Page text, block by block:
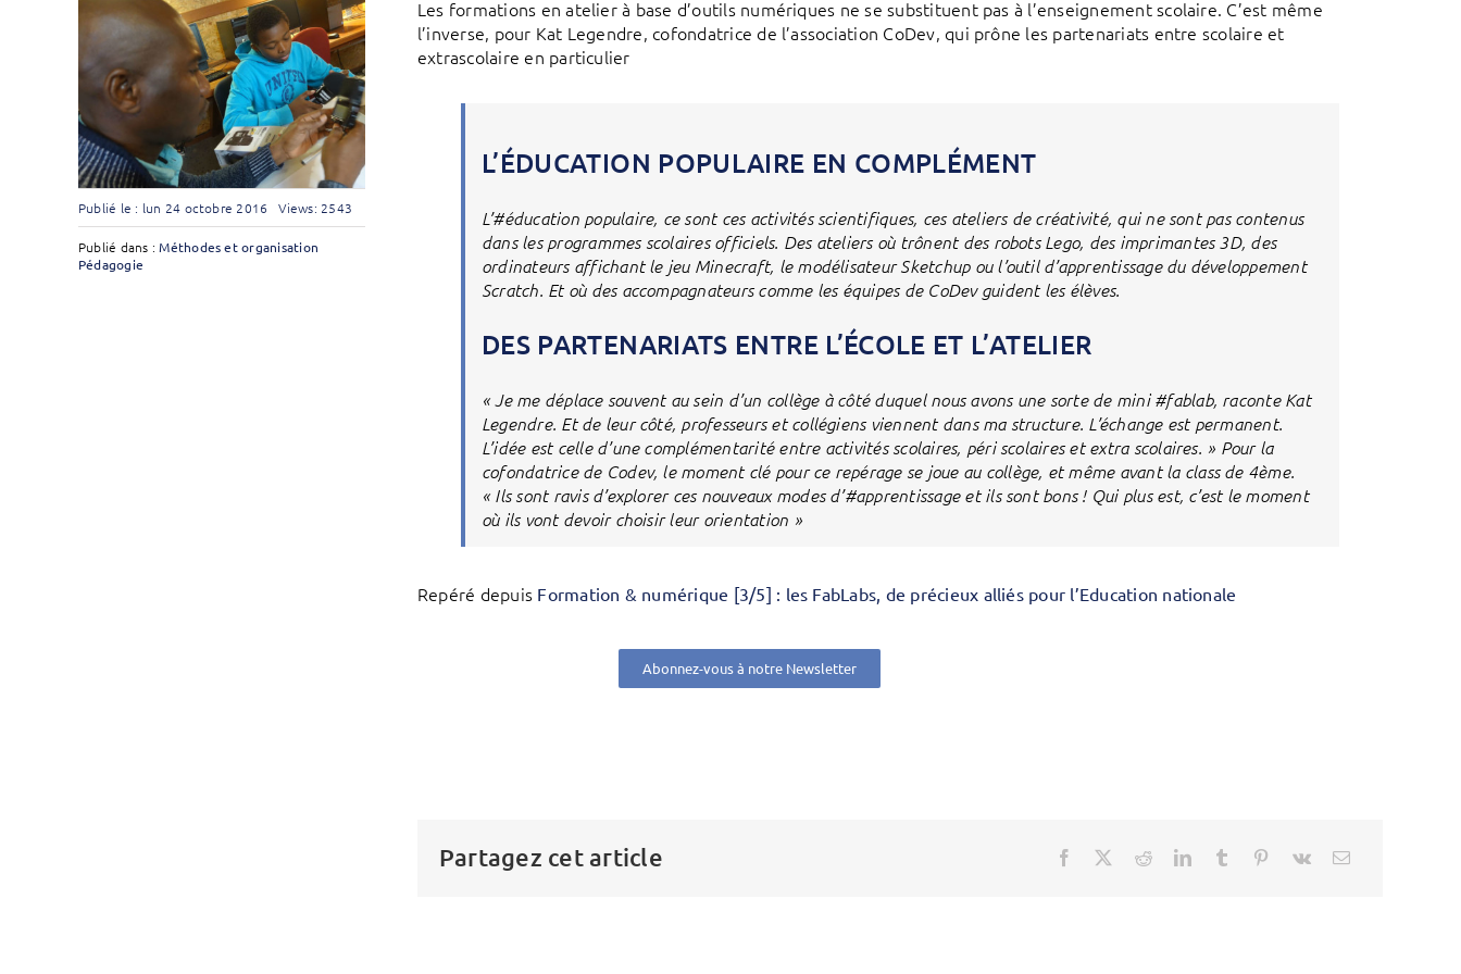
Publié le : lun 24 octobre 2016 Views: 2543
Publié dans :Méthodes et organisation
Pédagogie
Les formations en atelier à base d’outils numériques ne se substituent pas à l’enseignement scolaire. C’est même
l’inverse, pour Kat Legendre, cofondatrice de l’association CoDev, qui prône les partenariats entre scolaire et
extrascolaire en particulier
L’ÉDUCATION POPULAIRE EN COMPLÉMENT
L’#éducation populaire, ce sont ces activités scientifiques, ces ateliers de créativité, qui ne sont pas contenus
dans les programmes scolaires officiels. Des ateliers où trônent des robots Lego, des imprimantes 3D, des
ordinateurs affichant le jeu Minecraft, le modélisateur Sketchup ou l’outil d’apprentissage du développement
Scratch. Et où des accompagnateurs comme les équipes de CoDev guident les élèves.
DES PARTENARIATS ENTRE L’ÉCOLE ET L’ATELIER
« Je me déplace souvent au sein d’un collège à côté duquel nous avons une sorte de mini #fablab, raconte Kat
Legendre. Et de leur côté, professeurs et collégiens viennent dans ma structure. L’échange est permanent.
L’idée est celle d’une complémentarité entre activités scolaires, péri scolaires et extra scolaires. » Pour la
cofondatrice de Codev, le moment clé pour ce repérage se joue au collège, et même avant la class de 4ème.
« Ils sont ravis d’explorer ces nouveaux modes d’#apprentissage et ils sont bons ! Qui plus est, c’est le moment
où ils vont devoir choisir leur orientation »
Repéré depuis Formation & numérique [3/5] : les FabLabs, de précieux alliés pour l’Education nationale
Abonnez-vous à notre Newsletter
Partagez cet article